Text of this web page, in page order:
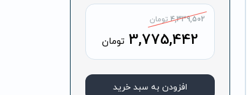
4,339,502 تومان
3,775,442 تومان
افزودن به سبد خرید